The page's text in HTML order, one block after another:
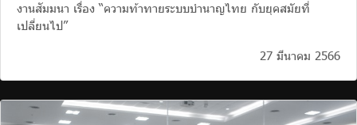
งานสัมมนา เรื่อง “ความท้าทายระบบบำนาญไทย กับยุคสมัยที่
เปลี่ยนไป”
27 มีนาคม 2566